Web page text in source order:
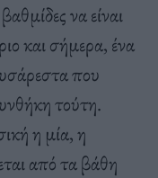
να είναι
και σήμερα, ένα
που
τούτη.
η μία, η
από τα βάθη